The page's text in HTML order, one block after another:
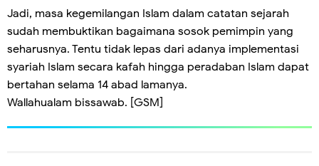
Jadi, masa kegemilangan Islam dalam catatan sejarah
sudah membuktikan bagaimana sosok pemimpin yang
seharusnya. Tentu tidak lepas dari adanya implementasi
syariah Islam secara kafah hingga peradaban Islam dapat
bertahan selama 14 abad lamanya.
Wallahualam bissawab. [GSM]